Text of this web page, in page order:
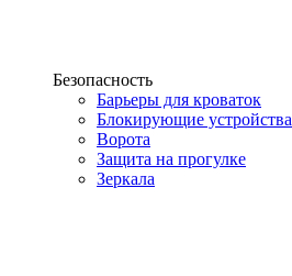
Безопасность
Барьеры для кроваток
Блокирующие устройства
Ворота
Защита на прогулке
Зеркала